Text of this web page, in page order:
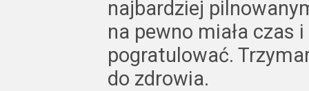
najbardziej
na pewno miała czas
pogratulować.
do zdrowia.